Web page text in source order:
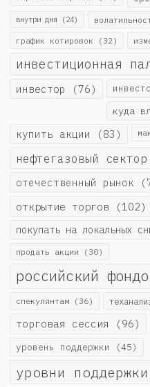
внутри дня (24)
график котировок (32)
инвестиционная
инвестор (76)
куда
купить акции (83)
нефтегазовый сектор
отечественный рынок
открытие торгов (102)
покупать на локальных
продать акции (30)
российский
спекулянтам (36)
торговая сессия (96)
уровень поддержки (45)
уровни поддержки